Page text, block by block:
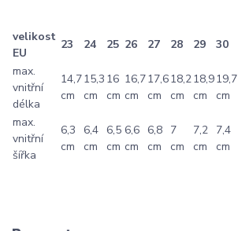
velikost
EU
23 24 25 26 27 28 29 30
max.
vnitřní
délka
14,7
cm
15,3
cm
16
cm
16,7
cm
17,6
cm
18,2
cm
18,9
cm
19,7
cm
max.
vnitřní
šířka
6,3
cm
6,4
cm
6,5
cm
6,6
cm
6,8
cm
7
cm
7,2
cm
7,4
cm